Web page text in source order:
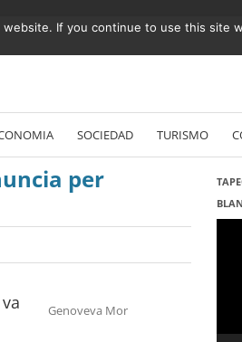
Vés
al
contingut
SOCIEDAD TURISMO
per
Genoveva Mor
If you continue to use this site